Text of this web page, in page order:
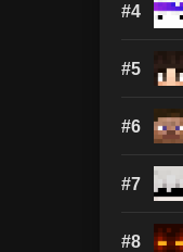
#4
#5
#6
#7
#8